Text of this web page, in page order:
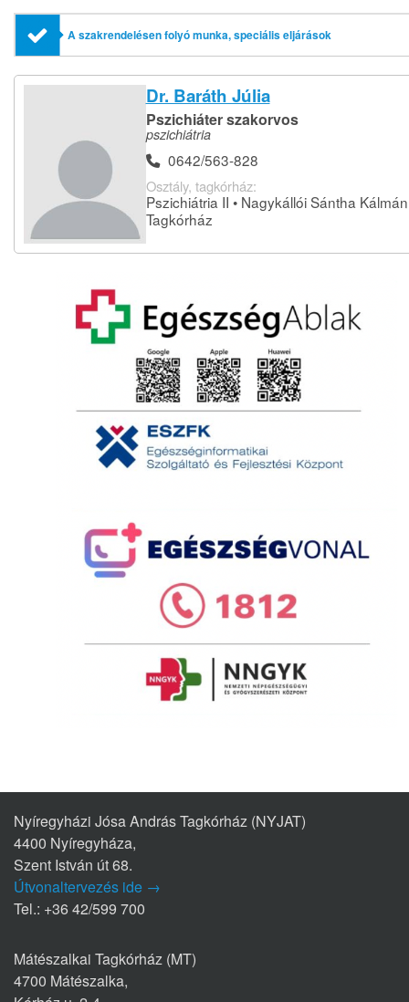
A szakrendelésen folyó munka, speciális eljárások
Dr. Baráth Júlia
Pszichiáter szakorvos
pszichiátria
0642/563-828
Osztály, tagkórház:
Pszichiátria II • Nagykállói Sántha Kálmán
Tagkórház
Nyíregyházi Jósa András Tagkórház (NYJAT)
4400 Nyíregyháza,
Szent István út 68.
Útvonaltervezés ide →
Tel.: +36 42/599 700
Mátészalkai Tagkórház (MT)
4700 Mátészalka,